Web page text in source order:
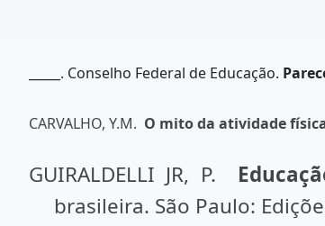
_____. Conselho Federal de Educação.
CARVALHO, Y.M. O mito da atividade
GUIRALDELLI JR, P.
brasileira. São Paulo: